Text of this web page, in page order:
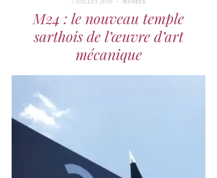
7 JUILLET 2026 MUSÉES
M24 : le nouveau temple
sarthois de l’œuvre d’art
mécanique